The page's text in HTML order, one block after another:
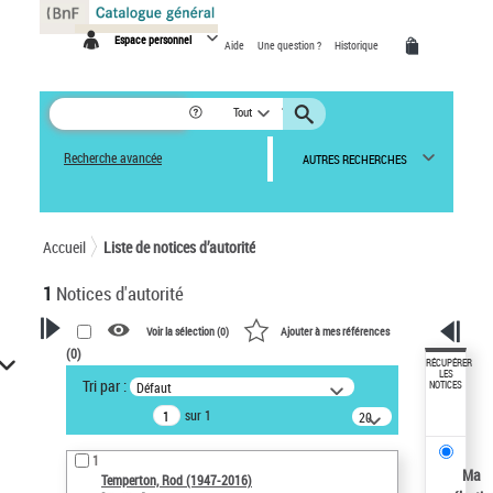
Espace personnel Aide Une question ? Historique
Tout
Recherche avancée AUTRES RECHERCHES
Accueil Liste de notices d’autorité
1 Notices d'autorité
VOTRE RECHERCHE
Recherche avancée dans les
notices d’autorité
Œuvres liées à l'auteur :
Temperton, Rod (1947-2016)
Voir la sélection (0) Ajouter à mes références
(0)
Tri par : Défaut
sur 1
20
résultats/page
1
Temperton, Rod (1947-2016)
RÉCUPÉRER
LES
NOTICES
Ma
Panneau de gestion des cookies